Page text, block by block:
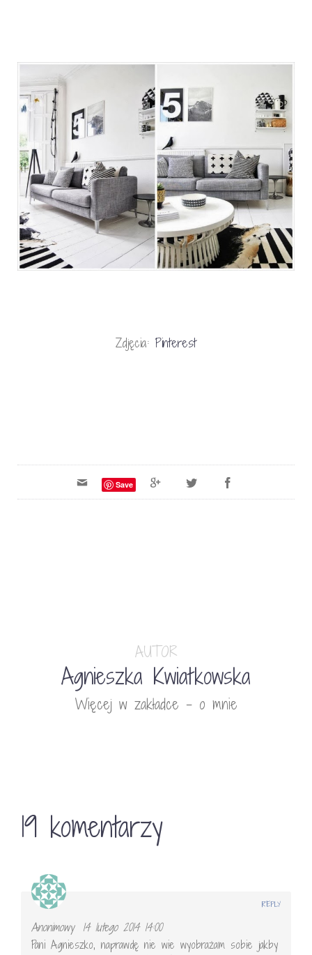
Zdjęcia: Pinterest
Save
AUTOR
Agnieszka Kwiatkowska
Więcej w zakładce - o mnie
19 komentarzy
Anonimowy
14 lutego 2014 14:00
Pani Agnieszko, naprawdę nie wie wyobrażam sobie jakby
REPLY